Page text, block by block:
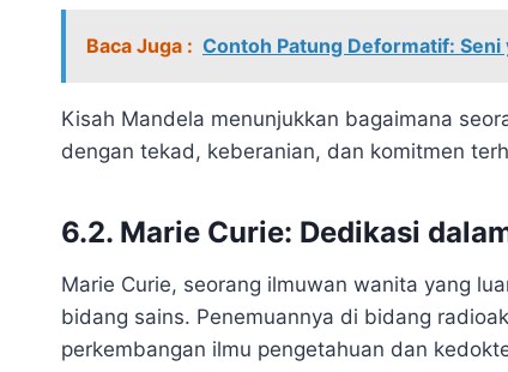
Baca Juga : Contoh Patung Deformatif:
Kisah Mandela menunjukkan bagaimana
dengan tekad, keberanian, dan komitmen
6.2. Marie Curie: Dedikasi
Marie Curie, seorang ilmuwan wanita yang
bidang sains. Penemuannya di bidang
perkembangan ilmu pengetahuan dan